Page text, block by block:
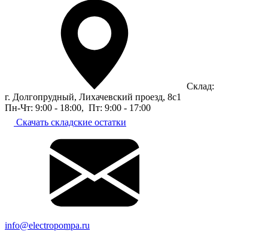
Склад:
г. Долгопрудный, Лихачевский проезд, 8c1
Пн-Чт: 9:00 - 18:00, Пт: 9:00 - 17:00
Скачать складские остатки
info@electropompa.ru